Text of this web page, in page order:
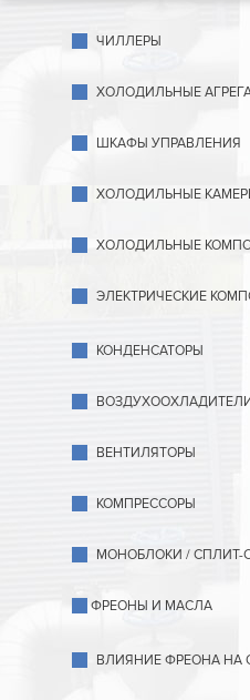
ЧИЛЛЕРЫ
ХОЛОДИЛЬНЫЕ
ШКАФЫ УПРАВЛЕНИЯ
ХОЛОДИЛЬНЫЕ
ХОЛОДИЛЬНЫЕ
ЭЛЕКТРИЧЕСКИЕ
КОНДЕНСАТОРЫ
ВЕНТИЛЯТОРЫ
КОМПРЕССОРЫ
МОНОБЛОКИ / СПЛИТ-
ФРЕОНЫ И МАСЛА
ВЛИЯНИЕ ФРЕОНА НА